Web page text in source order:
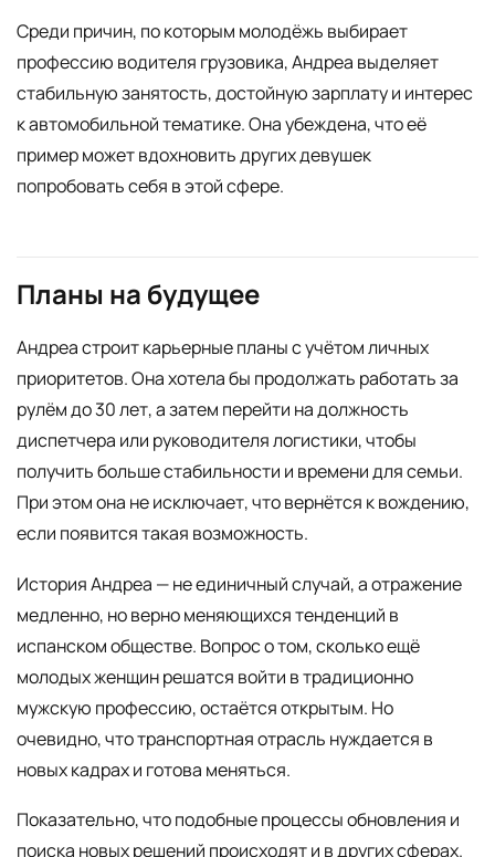
Среди причин, по которым молодёжь выбирает
профессию водителя грузовика, Андреа выделяет
стабильную занятость, достойную зарплату и интерес
к автомобильной тематике. Она убеждена, что её
пример может вдохновить других девушек
попробовать себя в этой сфере.
Планы на будущее
Андреа строит карьерные планы с учётом личных
приоритетов. Она хотела бы продолжать работать за
рулём до 30 лет, а затем перейти на должность
диспетчера или руководителя логистики, чтобы
получить больше стабильности и времени для семьи.
При этом она не исключает, что вернётся к вождению,
если появится такая возможность.
История Андреа — не единичный случай, а отражение
медленно, но верно меняющихся тенденций в
испанском обществе. Вопрос о том, сколько ещё
молодых женщин решатся войти в традиционно
мужскую профессию, остаётся открытым. Но
очевидно, что транспортная отрасль нуждается в
новых кадрах и готова меняться.
Показательно, что подобные процессы обновления и
поиска новых решений происходят и в других сферах.